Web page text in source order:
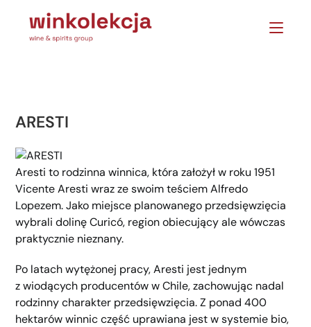
ARESTI
Aresti to rodzinna winnica, która założył w roku 1951
Vicente Aresti wraz ze swoim teściem Alfredo
Lopezem. Jako miejsce planowanego przedsięwzięcia
wybrali dolinę Curicó, region obiecujący ale wówczas
praktycznie nieznany.
Po latach wytężonej pracy, Aresti jest jednym
z wiodących producentów w Chile, zachowując nadal
rodzinny charakter przedsięwzięcia. Z ponad 400
hektarów winnic część uprawiana jest w systemie bio,